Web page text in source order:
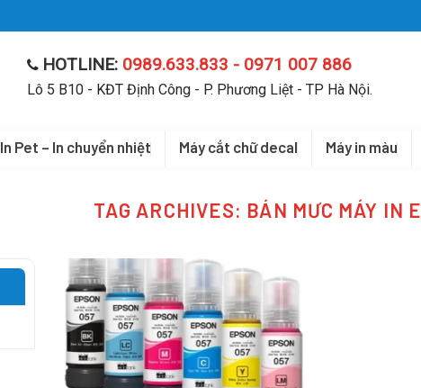
HOTLINE: 0989.633.833 - 0971 007 886
Lô 5 B10 - KĐT Định Công - P. Phương Liệt - TP Hà Nội.
In Pet – In chuyển nhiệt Máy cắt chữ decal Máy in màu
TAG ARCHIVES: BÁN MƯC MÁY IN